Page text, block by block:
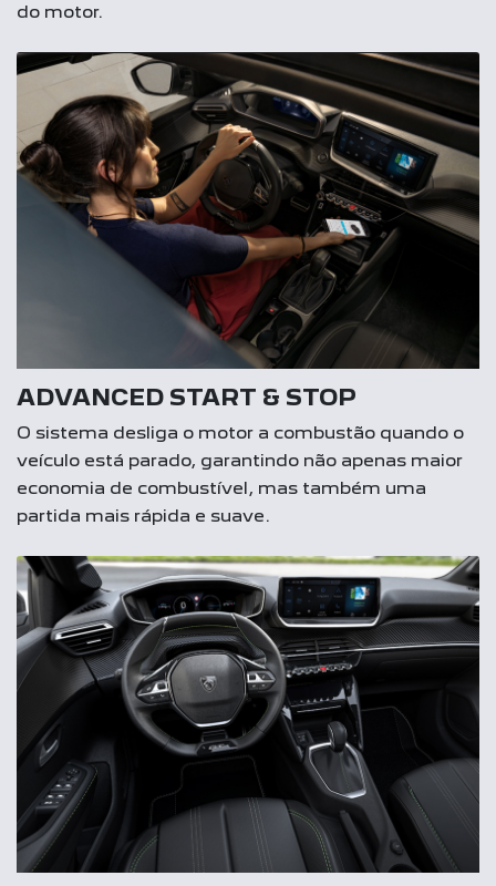
do motor.
ADVANCED START & STOP
O sistema desliga o motor a combustão quando o
veículo está parado, garantindo não apenas maior
economia de combustível, mas também uma
partida mais rápida e suave.